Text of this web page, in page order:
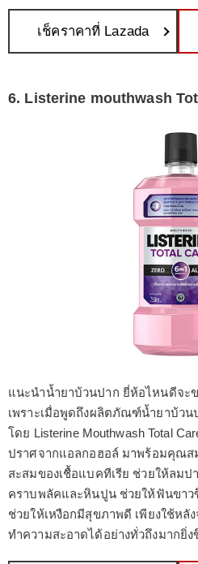
เช็คราคาที่ Lazada
6. Listerine mouthwash
แนะนำน้ำยาบ้วนปาก ยี่ห้อไหนดีจะ
เพราะเมื่อพูดถึงผลิตภัณฑ์น้ำยาบ้ว
โดย Listerine Mouthwash Total
ปราศจากแอลกอฮอล์ มาพร้อมคุณส
สะสมของเชื้อแบคทีเรีย ช่วยให้ลม
คราบพลัคและหินปูน ช่วยให้ฟันขาว
ช่วยให้เหงือกมีสุขภาพดี เพียงใช้หลั
ทำความสะอาดได้อย่างทั่วถึงมากยิ่ง